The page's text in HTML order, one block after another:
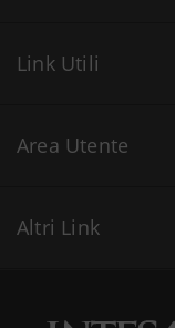
Link Utili
Area Utente
Altri Link